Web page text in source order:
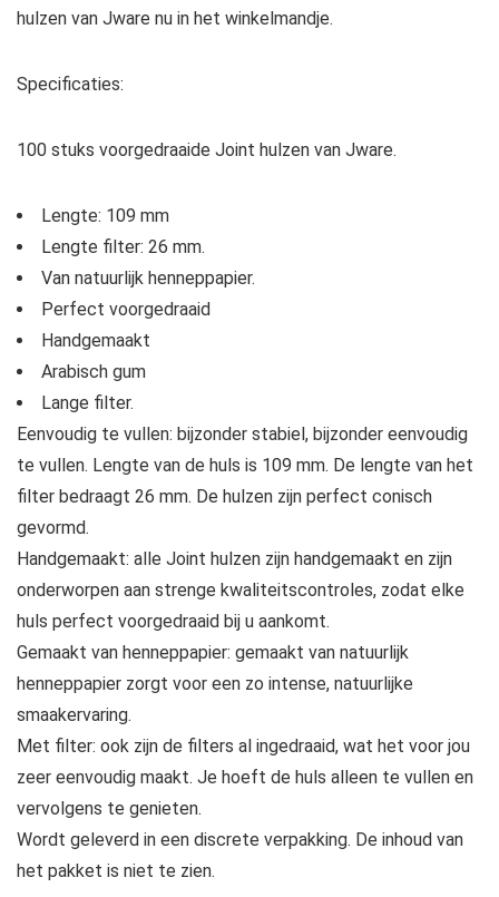
hulzen van Jware nu in het winkelmandje.
Specificaties:
100 stuks voorgedraaide Joint hulzen van Jware.
Lengte: 109 mm
Lengte filter: 26 mm.
Van natuurlijk henneppapier.
Perfect voorgedraaid
Handgemaakt
Arabisch gum
Lange filter.
Eenvoudig te vullen: bijzonder stabiel, bijzonder eenvoudig
te vullen. Lengte van de huls is 109 mm. De lengte van het
filter bedraagt 26 mm. De hulzen zijn perfect conisch
gevormd.
Handgemaakt: alle Joint hulzen zijn handgemaakt en zijn
onderworpen aan strenge kwaliteitscontroles, zodat elke
huls perfect voorgedraaid bij u aankomt.
Gemaakt van henneppapier: gemaakt van natuurlijk
henneppapier zorgt voor een zo intense, natuurlijke
smaakervaring.
Met filter: ook zijn de filters al ingedraaid, wat het voor jou
zeer eenvoudig maakt. Je hoeft de huls alleen te vullen en
vervolgens te genieten.
Wordt geleverd in een discrete verpakking. De inhoud van
het pakket is niet te zien.